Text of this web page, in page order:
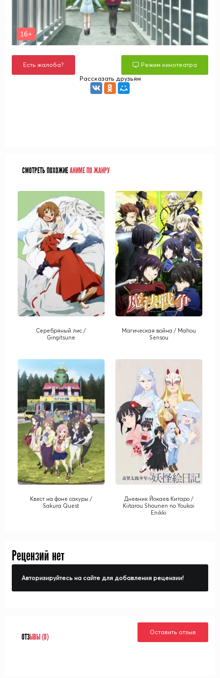
Есть жалоба?
Режим кинотеатра
Рассказать друзьям
СМОТРЕТЬ ПОХОЖИЕАНИМЕ ПО ЖАНРУ
Серебряный лис /
Gingitsune
Магическая война / Mahou
Sensou
Квест на фоне сакуры /
Sakura Quest
Дневник Йокаев Китаро /
Kiitarou Shounen no Youkai
Enikki
Рецензий нет
Авторизируйтесь на сайте для добавления рецензии!
ОТЗЫВЫ (0)
Оставить отзыв